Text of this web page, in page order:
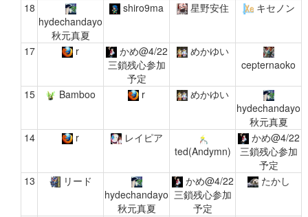
18
hydechandayo
秋元真夏
shiro9ma 星野安住 キセノン
17 r
かめ@4/22
三鎖残心参加
予定
めかゆい
cepternaoko
15 Bamboo r
めかゆい
hydechandayo
秋元真夏
14
r
レイピア
ted(Andymn)
かめ@4/22
三鎖残心参加
予定
13
リード
hydechandayo
秋元真夏
かめ@4/22
三鎖残心参加
予定
たかし